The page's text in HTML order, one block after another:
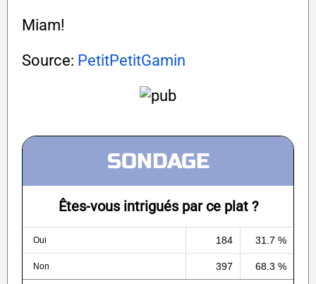
Miam!
Source: PetitPetitGamin
SONDAGE
Êtes-vous intrigués par ce plat ?
Oui 184 31.7 %
Non 397 68.3 %